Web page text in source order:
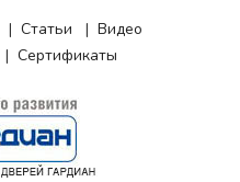
| Статьи | Видео
| Сертификаты